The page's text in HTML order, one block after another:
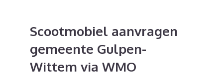
Scootmobiel aanvragen
gemeente Gulpen-
Wittem via WMO